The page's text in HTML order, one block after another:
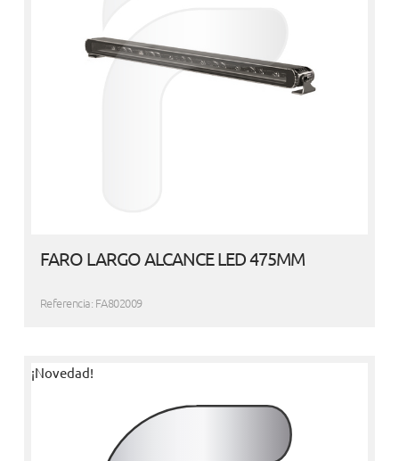
FARO LARGO ALCANCE LED 475MM
Referencia: FA802009
¡Novedad!